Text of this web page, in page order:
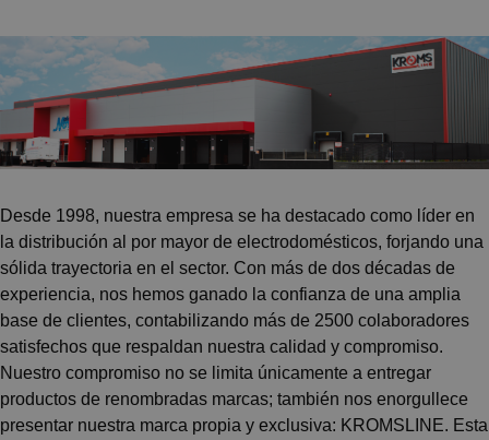
Desde 1998, nuestra empresa se ha destacado como líder en
la distribución al por mayor de electrodomésticos, forjando una
sólida trayectoria en el sector. Con más de dos décadas de
experiencia, nos hemos ganado la confianza de una amplia
base de clientes, contabilizando más de 2500 colaboradores
satisfechos que respaldan nuestra calidad y compromiso.
Nuestro compromiso no se limita únicamente a entregar
productos de renombradas marcas; también nos enorgullece
presentar nuestra marca propia y exclusiva: KROMSLINE. Esta